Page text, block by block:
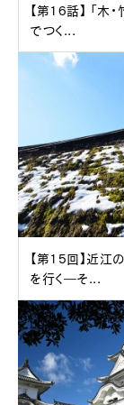
【第16話】 「木・
でつく...
【第15回】近江
を行く―そ...